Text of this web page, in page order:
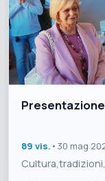
89 vis. • 30 mag